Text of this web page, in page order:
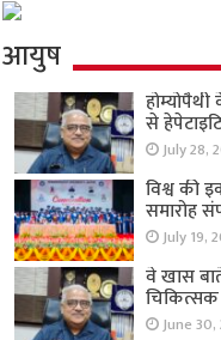
आयुष
से
July 28,
विश्व की
समारोह
July 19,
वे खास
June 30,